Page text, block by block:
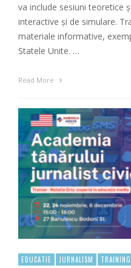
va include sesiuni teoretice
interactive și de simulare.
materiale informative,
Statele Unite. …
Read More
EDUCATIE JURNALISM TRAINING